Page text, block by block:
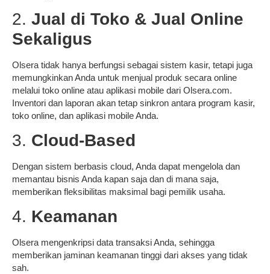
2. Jual di Toko & Jual Online
Sekaligus
Olsera tidak hanya berfungsi sebagai sistem kasir, tetapi juga
memungkinkan Anda untuk menjual produk secara online
melalui toko online atau aplikasi mobile dari Olsera.com.
Inventori dan laporan akan tetap sinkron antara program kasir,
toko online, dan aplikasi mobile Anda.
3. Cloud-Based
Dengan sistem berbasis cloud, Anda dapat mengelola dan
memantau bisnis Anda kapan saja dan di mana saja,
memberikan fleksibilitas maksimal bagi pemilik usaha.
4. Keamanan
Olsera mengenkripsi data transaksi Anda, sehingga
memberikan jaminan keamanan tinggi dari akses yang tidak
sah.